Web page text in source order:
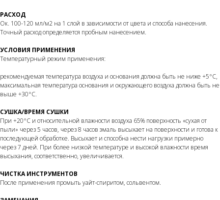
РАСХОД
Ок. 100-120 мл/м2 на 1 слой в зависимости от цвета и способа нанесения.
Точный расход определяется пробным нанесением.
УСЛОВИЯ ПРИМЕНЕНИЯ
Температурный режим применения:
рекомендуемая температура воздуха и основания должна быть не ниже +5°C,
максимальная температура основания и окружающего воздуха должна быть не
выше +30°C.
СУШКА/ВРЕМЯ СУШКИ
При +20°C и относительной влажности воздуха 65% поверхность «сухая от
пыли» через 5 часов, через 8 часов эмаль высыхает на поверхности и готова к
последующей обработке. Высыхает и способна нести нагрузки примерно
через 7 дней. При более низкой температуре и высокой влажности время
высыхания, соответственно, увеличивается.
ЧИСТКА ИНСТРУМЕНТОВ
После применения промыть уайт-спиритом, сольвентом.